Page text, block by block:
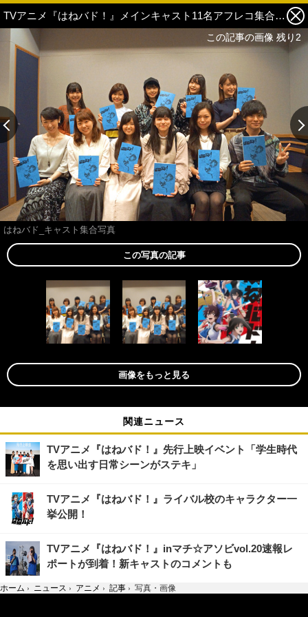
TVアニメ『はねバド！』メインキャスト11名アフレコ集合写真を公開 1枚目の写真・画像
はねバド_キャスト集合写真
この記事の画像 残り2
この写真の記事
画像をもっと見る
関連ニュース
TVアニメ『はねバド！』先行上映イベント「学生時代
を思い出す日常シーンがステキ」
TVアニメ『はねバド！』ライバル校のキャラクター一
挙公開！
TVアニメ『はねバド！』inマチ☆アソビvol.20速報レ
ポートが到着！新キャストのコメントも
この記事の画像 残り2
ホーム › ニュース › アニメ › 記事 › 写真・画像